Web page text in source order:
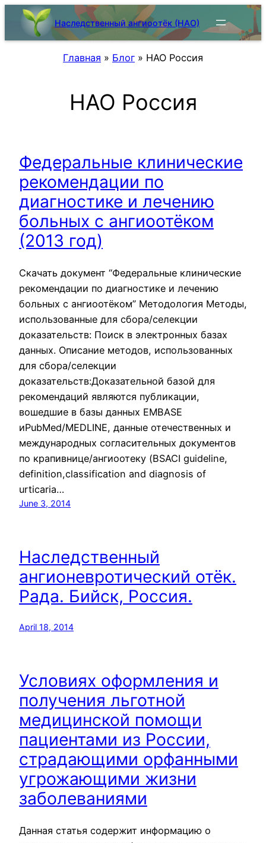
Skip
content
Наследственный ангиоотёк (НАО)
Главная » Блог » НАО Россия
НАО Россия
Федеральные клинические
рекомендации по
диагностике и лечению
больных с ангиоотёком
(2013 год)
Скачать документ “Федеральные клинические
рекомендации по диагностике и лечению
больных с ангиоотёком” Методология Методы,
использованные для сбора/селекции
доказательств: Поиск в электронных базах
данных. Описание методов, использованных
для сбора/селекции
доказательств:Доказательной базой для
рекомендаций являются публикации,
вошедшие в базы данных EMBASE
иPubMed/MEDLINE, данные отечественных и
международных согласительных документов
по крапивнице/ангиоотеку (BSACI guideline,
definition,classification and diagnosis of
urticaria…
June 3, 2014
Наследственный
ангионевротический отёк.
Рада. Бийск, Россия.
April 18, 2014
Условиях оформления и
получения льготной
медицинской помощи
пациентами из России,
страдающими орфанными
угрожающими жизни
заболеваниями
Данная статья содержит информацию о